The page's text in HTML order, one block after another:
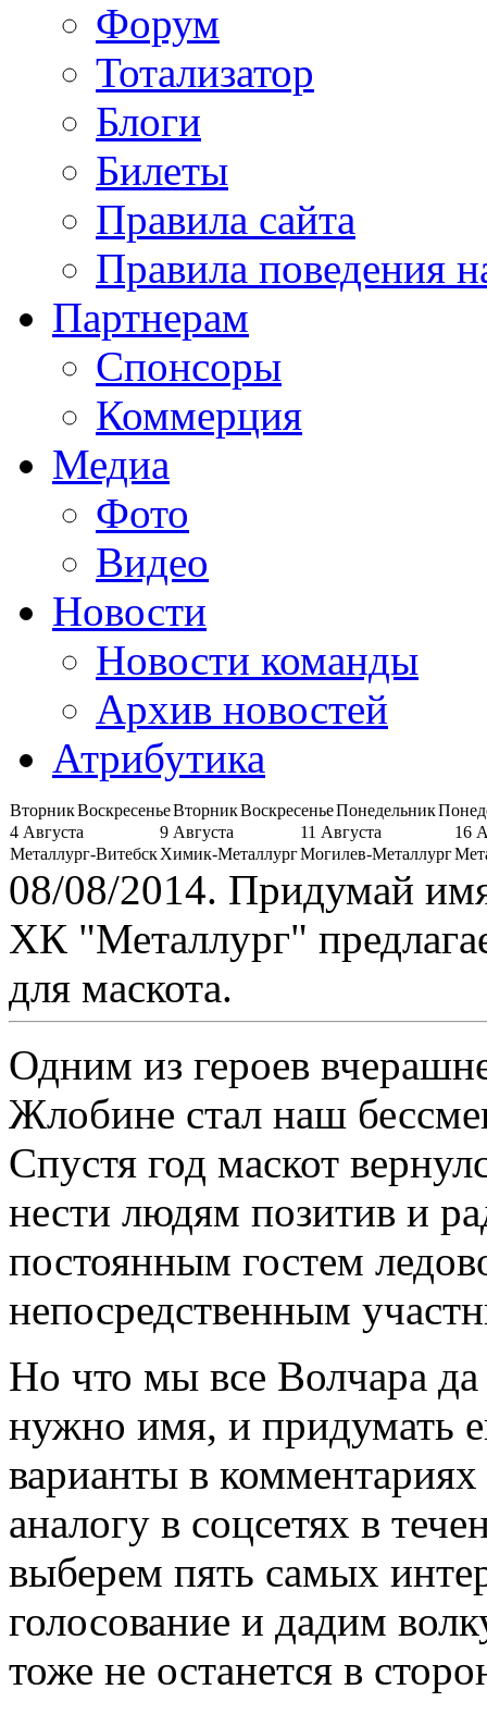
Форум
Тотализатор
Блоги
Билеты
Правила сайта
Правила поведения
Партнерам
Спонсоры
Коммерция
Медиа
Фото
Видео
Новости
Новости команды
Архив новостей
Атрибутика
ВторникВоскресеньеВторникВоскресеньеПонедельник
4 Августа
9 Августа 11 Августа
16
Металлург-ВитебскХимик-МеталлургМогилев-Металлург
08/08/2014. Придумай
ХК "Металлург"
для маскота.
Одним из героев
Жлобине стал наш
Спустя год маскот
нести людям позитив и
постоянным гостем
непосредственным
Но что мы все Волчара
нужно имя, и придумать
варианты в
аналогу в соцсетях в
выберем пять самых
голосование и дадим
тоже не останется в